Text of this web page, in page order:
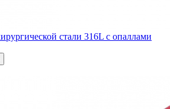
стали 316L с опаллами